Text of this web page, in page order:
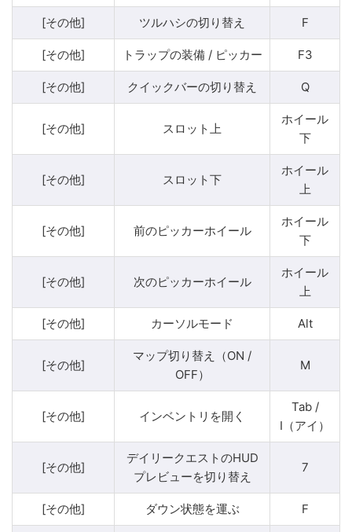
[その他] ツルハシの切り替え F
[その他] トラップの装備 / ピッカー F3
[その他] クイックバーの切り替え Q
[その他] スロット上
ホイール
下
[その他] スロット下
ホイール
上
[その他] 前のピッカーホイール
ホイール
下
[その他] 次のピッカーホイール
ホイール
上
[その他] カーソルモード Alt
[その他]
マップ切り替え（ON /
OFF）
M
[その他] インベントリを開く
Tab /
I（アイ）
[その他]
デイリークエストのHUD
プレビューを切り替え
7
[その他] ダウン状態を運ぶ F